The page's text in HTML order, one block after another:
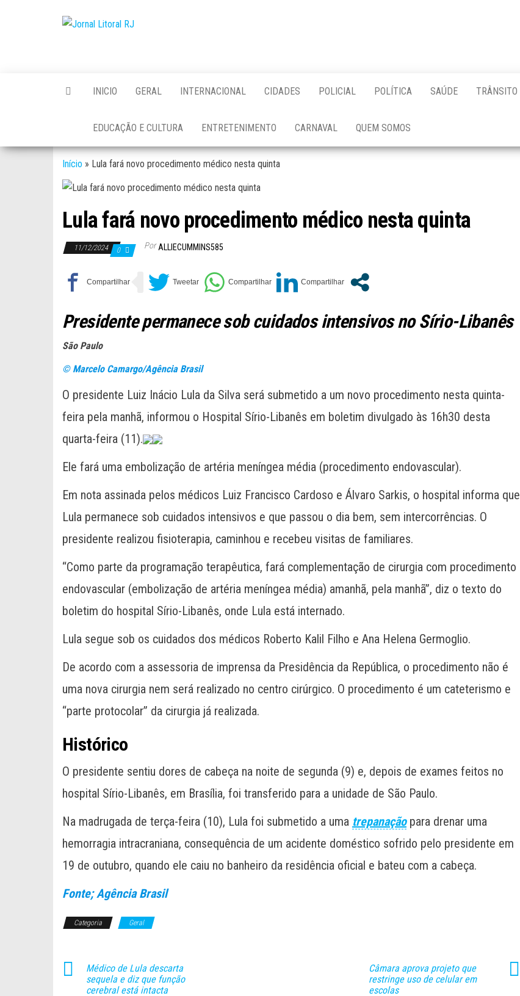
INICIO GERAL INTERNACIONAL CIDADES POLICIAL POLÍTICA SAÚDE TRÂNSITO
EDUCAÇÃO E CULTURA ENTRETENIMENTO CARNAVAL QUEM SOMOS
Início » Lula fará novo procedimento médico nesta quinta
Lula fará novo procedimento médico nesta quinta
11/12/2024 0 Por ALLIECUMMINS585
Presidente permanece sob cuidados intensivos no Sírio-Libanês
São Paulo
© Marcelo Camargo/Agência Brasil
O presidente Luiz Inácio Lula da Silva será submetido a um novo procedimento nesta quinta-
feira pela manhã, informou o Hospital Sírio-Libanês em boletim divulgado às 16h30 desta
quarta-feira (11).
Ele fará uma embolização de artéria meníngea média (procedimento endovascular).
Em nota assinada pelos médicos Luiz Francisco Cardoso e Álvaro Sarkis, o hospital informa que
Lula permanece sob cuidados intensivos e que passou o dia bem, sem intercorrências. O
presidente realizou fisioterapia, caminhou e recebeu visitas de familiares.
“Como parte da programação terapêutica, fará complementação de cirurgia com procedimento
endovascular (embolização de artéria meníngea média) amanhã, pela manhã”, diz o texto do
boletim do hospital Sírio-Libanês, onde Lula está internado.
Lula segue sob os cuidados dos médicos Roberto Kalil Filho e Ana Helena Germoglio.
De acordo com a assessoria de imprensa da Presidência da República, o procedimento não é
uma nova cirurgia nem será realizado no centro cirúrgico. O procedimento é um cateterismo e
“parte protocolar” da cirurgia já realizada.
Histórico
O presidente sentiu dores de cabeça na noite de segunda (9) e, depois de exames feitos no
hospital Sírio-Libanês, em Brasília, foi transferido para a unidade de São Paulo.
Na madrugada de terça-feira (10), Lula foi submetido a uma trepanaçãopara drenar uma
hemorragia intracraniana, consequência de um acidente doméstico sofrido pelo presidente em
19 de outubro, quando ele caiu no banheiro da residência oficial e bateu com a cabeça.
Fonte; Agência Brasil
Categoria Geral
Médico de Lula descarta
sequela e diz que função
cerebral está intacta
Câmara aprova projeto que
restringe uso de celular em
escolas